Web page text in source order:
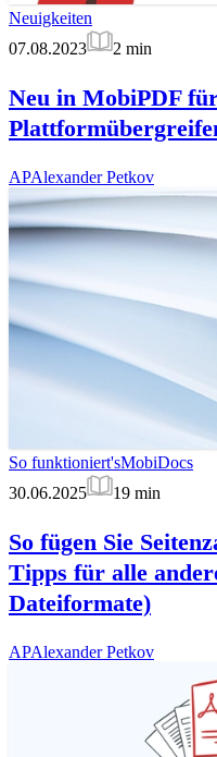
Neuigkeiten
07.08.2023
2 min
Neu in MobiPDF
APAlexander Petkov
So funktioniert'sMobiDocs
30.06.2025
19 min
So fügen Sie
Tipps für alle
Dateiformate)
APAlexander Petkov